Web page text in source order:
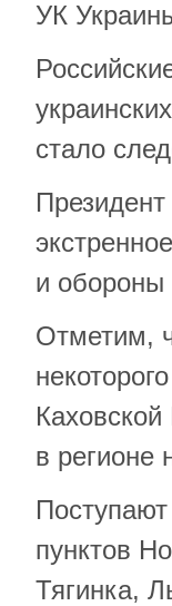
УК
стало
и обороны
Отметим,
в регионе
пунктов
Тягинка,